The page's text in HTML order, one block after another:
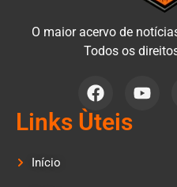
O maior acervo de
Todos os
Links Ùteis
Início